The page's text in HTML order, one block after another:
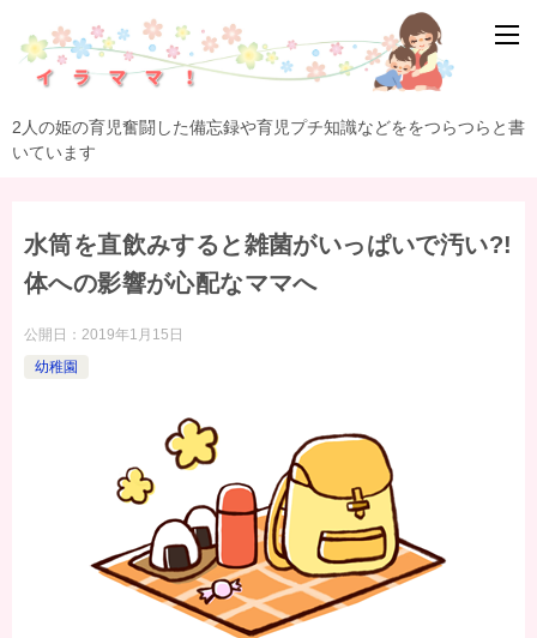
2人の姫の育児奮闘した備忘録や育児プチ知識などををつらつらと書
いています
水筒を直飲みすると雑菌がいっぱいで汚い?!
体への影響が心配なママへ
公開日： 2019年1月15日
幼稚園